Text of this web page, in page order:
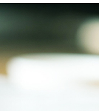
職位空缺